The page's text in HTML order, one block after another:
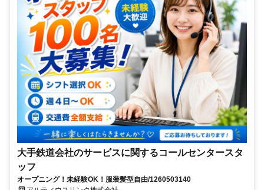
大手鉄道会社のサービスに関するコールセンタースタ
ッフ
オープニング！未経験OK！服装髪型自由/1260503140